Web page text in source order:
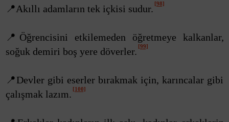
📍Akıllı adamların tek içkisi sudur. [98]
📍Öğrencisini etkilemeden öğretmeye kalkanlar,
soğuk demiri boş yere döverler. [99]
📍Devler gibi eserler bırakmak için, karıncalar gibi
çalışmak lazım. [100]